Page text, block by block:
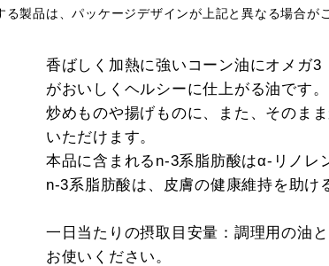
製品は、パッケージデザインが上記と異なる場合が
香ばしく加熱に強いコーン油にオメガ
がおいしくヘルシーに仕上がる油です。
炒めものや揚げものに、また、そのま
いただけます。
本品に含まれるn-3系脂肪酸はα‐リノレ
n-3系脂肪酸は、皮膚の健康維持を助け
一日当たりの摂取目安量：調理用の油
お使いください。